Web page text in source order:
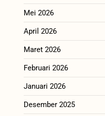
Mei 2026
April 2026
Maret 2026
Februari 2026
Januari 2026
Desember 2025